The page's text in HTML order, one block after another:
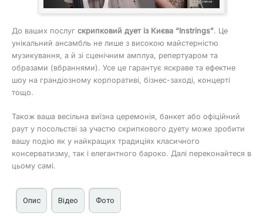
До ваших послуг скрипковий дует із Києва “Instrings”. Це
унікальний ансамбль не лише з високою майстерністю
музикування, а й зі сценічним амплуа, репертуаром та
образами (вбраннями). Усе це гарантує яскраве та ефектне
шоу на грандіозному корпоративі, бізнес-заході, концерті
тощо.
Також ваша весільна виїзна церемонія, банкет або офіційний
раут у посольстві за участю скрипкового дуету може зробити
вашу подію як у найкращих традиціях класичного
консерватизму, так і елегантного бароко. Далі переконайтеся в
цьому самі.
Опис Відео Фото